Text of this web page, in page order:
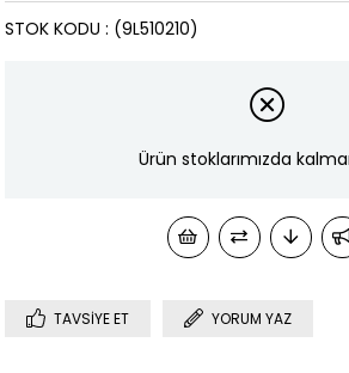
(9L510210)
STOK KODU
Ürün stoklarımızda
TAVSIYE ET YORUM YAZ